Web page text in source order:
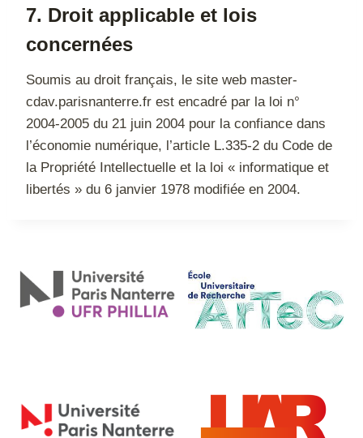
7. Droit applicable et lois
concernées
Soumis au droit français, le site web master-
cdav.parisnanterre.fr est encadré par la loi n°
2004-2005 du 21 juin 2004 pour la confiance dans
l’économie numérique, l’article L.335-2 du Code de
la Propriété Intellectuelle et la loi « informatique et
libertés » du 6 janvier 1978 modifiée en 2004.